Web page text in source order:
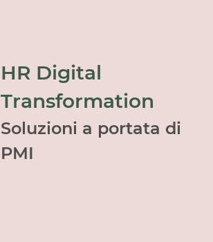
HR Digital
Transformation
Soluzioni a portata di
PMI